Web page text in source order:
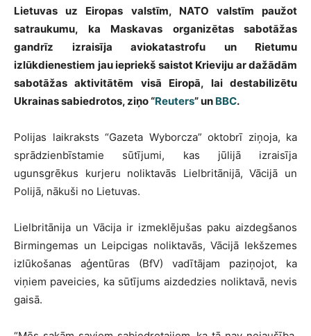
Lietuvas uz Eiropas valstīm, NATO valstīm paužot
satraukumu, ka Maskavas organizētas sabotāžas
gandrīz izraisīja aviokatastrofu un Rietumu
izlūkdienestiem jau iepriekš saistot Krieviju ar dažādām
sabotāžas aktivitātēm visā Eiropā, lai destabilizētu
Ukrainas sabiedrotos, ziņo “Reuters” un BBC.
Polijas laikraksts “Gazeta Wyborcza” oktobrī ziņoja, ka
sprādzienbīstamie sūtījumi, kas jūlijā izraisīja
ugunsgrēkus kurjeru noliktavās Lielbritānijā, Vācijā un
Polijā, nākuši no Lietuvas.
Lielbritānija un Vācija ir izmeklējušas paku aizdegšanos
Birmingemas un Leipcigas noliktavās, Vācijā Iekšzemes
izlūkošanas aģentūras (BfV) vadītājam paziņojot, ka
viņiem paveicies, ka sūtījums aizdedzies noliktavā, nevis
gaisā.